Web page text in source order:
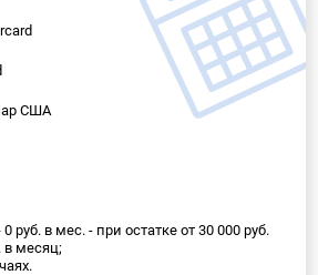
США
0 руб. в мес. - при остатке от 30 000 руб.
в месяц;